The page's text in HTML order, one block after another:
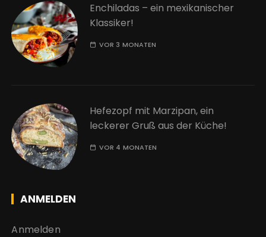
Enchiladas – ein mexikanischer
Klassiker!
VOR 3 MONATEN
Hefezopf mit Marzipan, ein
leckerer Gruß aus der Küche!
VOR 4 MONATEN
ANMELDEN
Anmelden